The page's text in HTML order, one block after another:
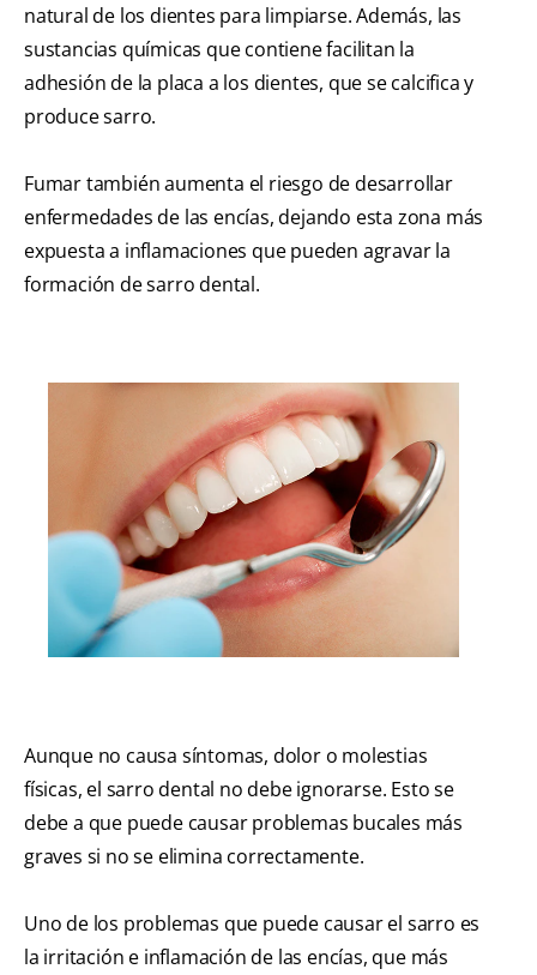
natural de los dientes para limpiarse. Además, las
sustancias químicas que contiene facilitan la
adhesión de la placa a los dientes, que se calcifica y
produce sarro.
Fumar también aumenta el riesgo de desarrollar
enfermedades de las encías, dejando esta zona más
expuesta a inflamaciones que pueden agravar la
formación de sarro dental.
Aunque no causa síntomas, dolor o molestias
físicas, el sarro dental no debe ignorarse. Esto se
debe a que puede causar problemas bucales más
graves si no se elimina correctamente.
Uno de los problemas que puede causar el sarro es
la irritación e inflamación de las encías, que más